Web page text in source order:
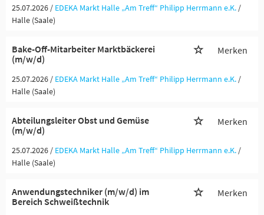
25.07.2026 / EDEKA Markt Halle „Am Treff“ Philipp Herrmann e.K. /
Halle (Saale)
Bake-Off-Mitarbeiter Marktbäckerei
(m/w/d)
Merken
25.07.2026 / EDEKA Markt Halle „Am Treff“ Philipp Herrmann e.K. /
Halle (Saale)
Abteilungsleiter Obst und Gemüse
(m/w/d)
Merken
25.07.2026 / EDEKA Markt Halle „Am Treff“ Philipp Herrmann e.K. /
Halle (Saale)
Anwendungstechniker (m/w/d) im
Bereich Schweißtechnik
Merken